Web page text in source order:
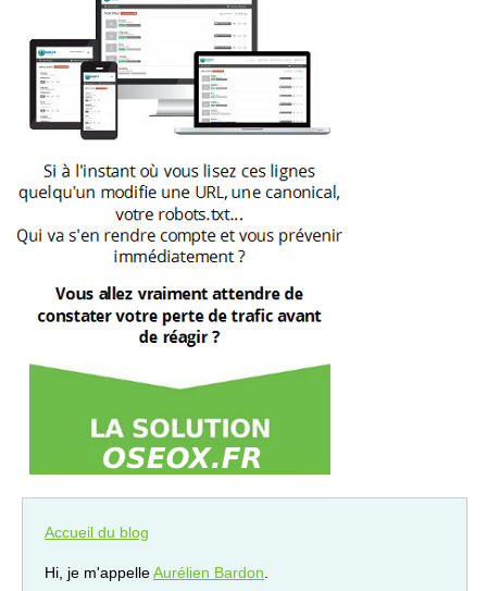
Accueil du blog
Hi, je m'appelleAurélien Bardon